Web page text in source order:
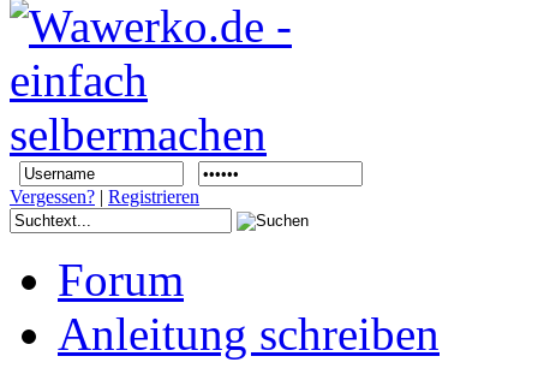
Vergessen? Registrieren
Forum
Anleitung schreiben